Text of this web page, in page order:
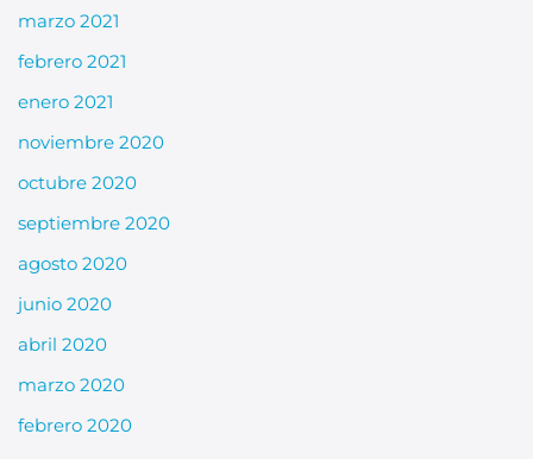
marzo 2021
febrero 2021
enero 2021
noviembre 2020
octubre 2020
septiembre 2020
agosto 2020
junio 2020
abril 2020
marzo 2020
febrero 2020